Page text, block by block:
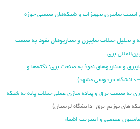
سایبری تجهیزات و شبکه‌های صنعتی حوزه
‌و تحلیل حملات سایبری و سناریو‌های نفوذ به صنعت
برق
و سناریوهای نفوذ به صنعت برق: نکته‌ها و
– دانشگاه فردوسی مشهد)
به صنعت برق و پیاده سازی عملی حملات پایه به شبکه
های توزیع برق -دانشگاه لرستان)
صنعتی و اینترنت اشیاء